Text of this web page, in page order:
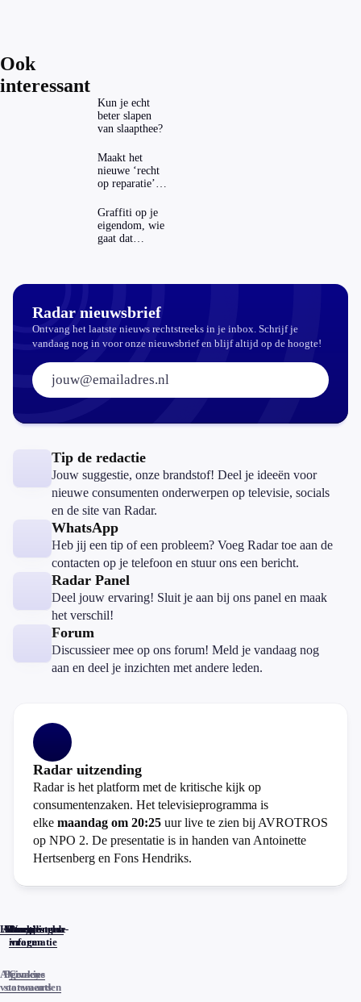
Ook
interessant
Kun je echt
beter slapen
van slaapthee?
Maakt het
nieuwe ‘recht
op reparatie’
echt
aantrekkelijker?
Graffiti op je
eigendom, wie
gaat dat
Radar nieuwsbrief
Ontvang het laatste nieuws rechtstreeks in je inbox. Schrijf je
vandaag nog in voor onze nieuwsbrief en blijf altijd op de hoogte!
E-mailadres:
Tip de redactie
Jouw suggestie, onze brandstof! Deel je ideeën voor
nieuwe consumenten onderwerpen op televisie, socials
en de site van Radar.
WhatsApp
Heb jij een tip of een probleem? Voeg Radar toe aan de
contacten op je telefoon en stuur ons een bericht.
Radar Panel
Deel jouw ervaring! Sluit je aan bij ons panel en maak
het verschil!
Forum
Discussieer mee op ons forum! Meld je vandaag nog
aan en deel je inzichten met andere leden.
Radar uitzending
Radar is het platform met de kritische kijk op
consumentenzaken. Het televisieprogramma is
elke maandag om 20:25 uur live te zien bij AVROTROS
op NPO 2. De presentatie is in handen van Antoinette
Hertsenberg en Fons Hendriks.
Home
Actueel
Uitzendingen
Reacties
Programma-
informatie
Veelgestelde
vragen
Algemene
voorwaarden
Privacy
statements
Cookies